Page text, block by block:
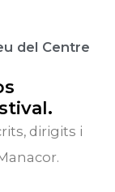
del Centre
dirigits i